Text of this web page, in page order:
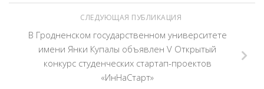
СЛЕДУЮЩАЯ ПУБЛИКАЦИЯ
В Гродненском государственном университете
имени Янки Купалы объявлен V Открытый
конкурс студенческих стартап-проектов
«ИнНаСтарт»